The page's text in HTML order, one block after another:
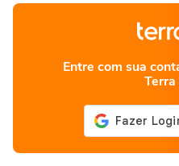
Entre com sua
Terra